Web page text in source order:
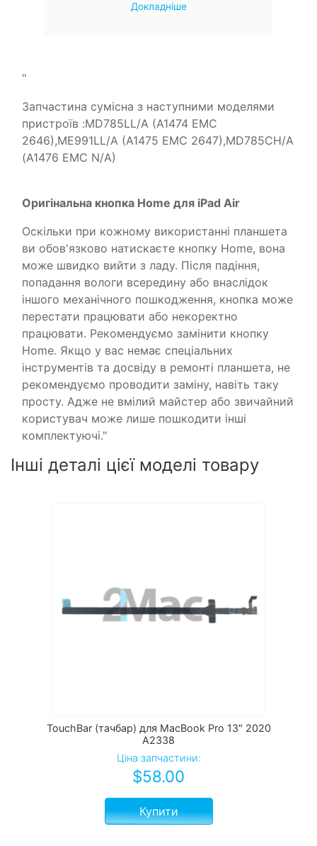
Докладніше
"
Запчастина сумісна з наступними моделями
пристроїв :MD785LL/A (A1474 EMC
2646),ME991LL/A (A1475 EMC 2647),MD785CH/A
(A1476 EMC N/A)
Оригінальна кнопка Home для iPad Air
Оскільки при кожному використанні планшета
ви обов'язково натискаєте кнопку Home, вона
може швидко вийти з ладу. Після падіння,
попадання вологи всередину або внаслідок
іншого механічного пошкодження, кнопка може
перестати працювати або некоректно
працювати. Рекомендуємо замінити кнопку
Home. Якщо у вас немає спеціальних
інструментів та досвіду в ремонті планшета, не
рекомендуємо проводити заміну, навіть таку
просту. Адже не вмілий майстер або звичайний
користувач може лише пошкодити інші
комплектуючі."
Інші деталі цієї моделі товару
TouchBar (тачбар) для MacBook Pro 13" 2020
А2338
Ціна запчастини:
$58.00
Купити